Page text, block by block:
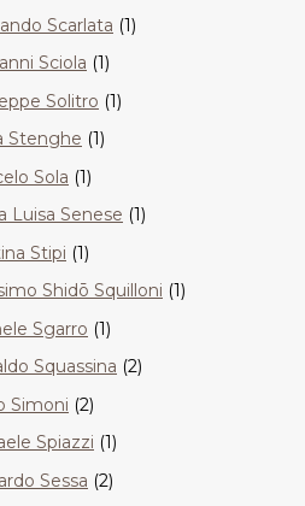
Scarlata (1)
Sciola (1)
Solitro (1)
Stenghe (1)
Sola (1)
Luisa Senese (1)
Stipi (1)
Shidō Squilloni (1)
Sgarro (1)
Squassina (2)
Simoni (2)
Spiazzi (1)
Sessa (2)